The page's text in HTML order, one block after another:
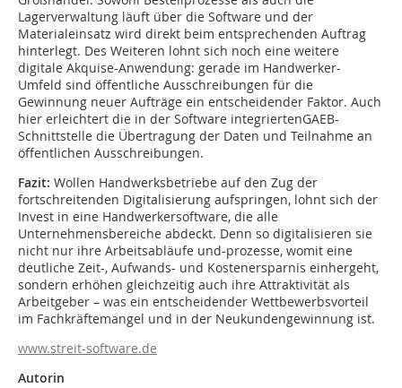
Lagerverwaltung läuft über die Software und der
Materialeinsatz wird direkt beim entsprechenden Auftrag
hinterlegt. Des Weiteren lohnt sich noch eine weitere
digitale Akquise-Anwendung: gerade im Handwerker-
Umfeld sind öffentliche Ausschreibungen für die
Gewinnung neuer Aufträge ein entscheidender Faktor. Auch
hier erleichtert die in der Software integriertenGAEB-
Schnittstelle die Übertragung der Daten und Teilnahme an
öffentlichen Ausschreibungen.
Fazit: Wollen Handwerksbetriebe auf den Zug der
fortschreitenden Digitalisierung aufspringen, lohnt sich der
Invest in eine Handwerkersoftware, die alle
Unternehmensbereiche abdeckt. Denn so digitalisieren sie
nicht nur ihre Arbeitsabläufe und-prozesse, womit eine
deutliche Zeit-, Aufwands- und Kostenersparnis einhergeht,
sondern erhöhen gleichzeitig auch ihre Attraktivität als
Arbeitgeber – was ein entscheidender Wettbewerbsvorteil
im Fachkräftemangel und in der Neukundengewinnung ist.
www.streit-software.de
Autorin